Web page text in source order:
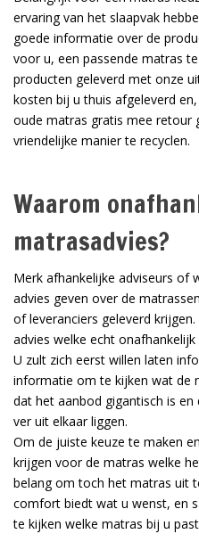
ervaring van het slaapvak
goede informatie over de
voor u, een passende matras
producten geleverd met onze
kosten bij u thuis afgeleverd
oude matras gratis mee retour
vriendelijke manier te recyclen.
Waarom
matrasadvies?
Merk afhankelijke adviseurs of
advies geven over de
of leveranciers geleverd
advies welke echt onafhankelijk
U zult zich eerst willen laten
informatie om te kijken wat de
dat het aanbod gigantisch is
ver uit elkaar liggen.
Om de juiste keuze te maken
krijgen voor de matras welke
belang om toch het matras uit
comfort biedt wat u wenst, en
te kijken welke matras bij u